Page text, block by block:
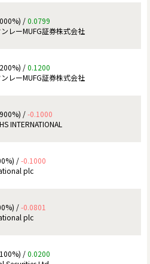
/0.0799
レーMUFG証券株式会社
/0.1200
レーMUFG証券株式会社
/-0.1000
INTERNATIONAL
/-0.1000
plc
/-0.0801
plc
/0.0200